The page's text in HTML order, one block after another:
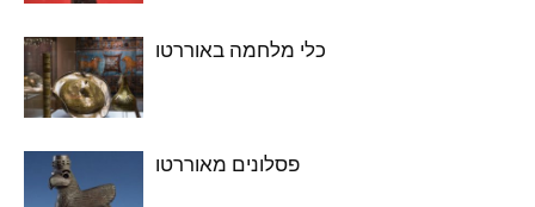
כלי מלחמה באוררטו
פסלונים מאוררטו